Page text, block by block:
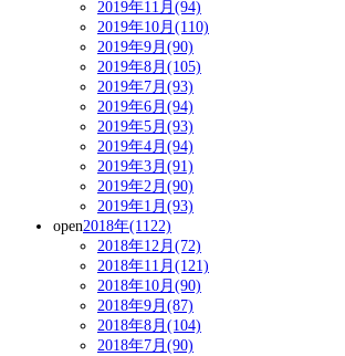
2019年11月(94)
2019年10月(110)
2019年9月(90)
2019年8月(105)
2019年7月(93)
2019年6月(94)
2019年5月(93)
2019年4月(94)
2019年3月(91)
2019年2月(90)
2019年1月(93)
open2018年(1122)
2018年12月(72)
2018年11月(121)
2018年10月(90)
2018年9月(87)
2018年8月(104)
2018年7月(90)